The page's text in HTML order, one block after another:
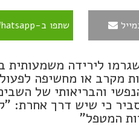
שתפו ב-Whatsapp
לירידה משמעותית
מקרב או מחשיפה
והבריאותי של
כי שיש דרך אחרת:
המטפל"